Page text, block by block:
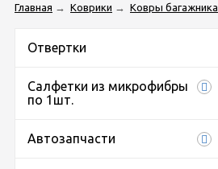
Главная → Коврики → Ковры багажника
Отвертки
Салфетки из микрофибры
по 1шт.
Автозапчасти